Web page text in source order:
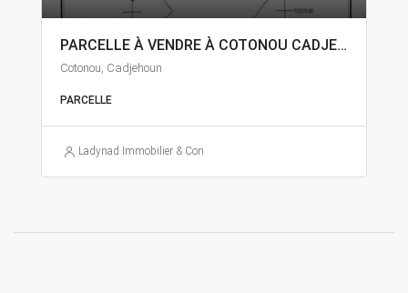
PARCELLE À VENDRE À COTONOU CADJEHOUN
Cotonou, Cadjehoun
PARCELLE
Ladynad Immobilier & Construction